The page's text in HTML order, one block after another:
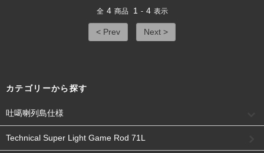
全 4 商品 1 - 4 表示
< Prev Next >
カテゴリーから探す
吐噶喇列島仕様
Technical Super Light Game Rod 71L